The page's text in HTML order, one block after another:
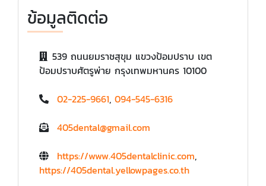
ข้อมูลติดต่อ
539 ถนนยมราชสุขุม แขวงป้อมปราบ เขต
ป้อมปราบศัตรูพ่าย กรุงเทพมหานคร 10100
02-225-9661, 094-545-6316
405dental@gmail.com
https://www.405dentalclinic.com,
https://405dental.yellowpages.co.th